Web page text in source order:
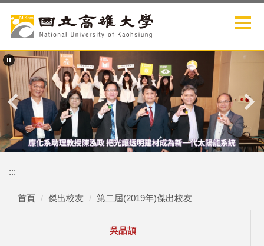
到
主
內
容
區
:::
首頁 傑出校友 第二屆(2019年)傑出校友
吳品頡